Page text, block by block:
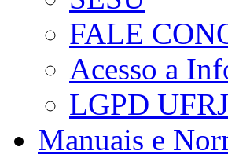
FALE
Acesso a
LGPD UFRJ
Manuais e